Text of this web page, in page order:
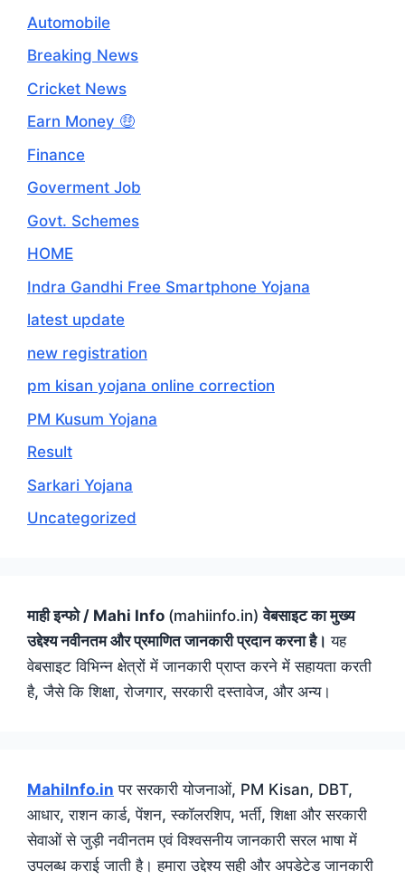
Automobile
Breaking News
Cricket News
Earn Money 🤑
Finance
Goverment Job
Govt. Schemes
HOME
Indra Gandhi Free Smartphone Yojana
latest update
new registration
pm kisan yojana online correction
PM Kusum Yojana
Result
Sarkari Yojana
Uncategorized
माही इन्फो / Mahi Info (mahiinfo.in)वेबसाइट का मुख्य
उद्देश्य नवीनतम और प्रमाणित जानकारी प्रदान करना है। यह
वेबसाइट विभिन्न क्षेत्रों में जानकारी प्राप्त करने में सहायता करती
है, जैसे कि शिक्षा, रोजगार, सरकारी दस्तावेज, और अन्य।
MahiInfo.in पर सरकारी योजनाओं, PM Kisan, DBT,
आधार, राशन कार्ड, पेंशन, स्कॉलरशिप, भर्ती, शिक्षा और सरकारी
सेवाओं से जुड़ी नवीनतम एवं विश्वसनीय जानकारी सरल भाषा में
उपलब्ध कराई जाती है। हमारा उद्देश्य सही और अपडेटेड जानकारी